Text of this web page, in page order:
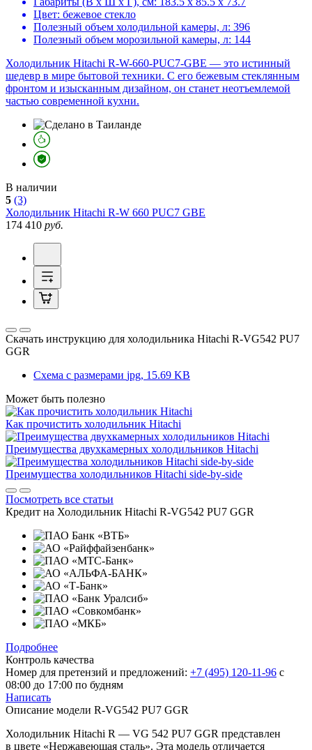
Цвет: бежевое стекло
Полезный объем холодильной камеры, л: 396
Полезный объем морозильной камеры, л: 144
Холодильник Hitachi R-W-660-PUC7-GBE — это истинный
шедевр в мире бытовой техники. С его бежевым стеклянным
фронтом и изысканным дизайном, он станет неотъемлемой
частью современной кухни.
В наличии
5 (3)
Холодильник Hitachi R-W 660 PUC7 GBE
174 410 руб.
Скачать инструкцию для холодильника Hitachi R-VG542 PU7
GGR
Схема с размерами jpg, 15.69 KB
Может быть полезно
Как прочистить холодильник Hitachi
Преимущества двухкамерных холодильников Hitachi
Преимущества холодильников Hitachi side-by-side
Посмотреть все статьи
Кредит на Холодильник Hitachi R-VG542 PU7 GGR
Подробнее
Контроль качества
Номер для претензий и предложений: +7 (495) 120-11-96 с
08:00 до 17:00 по будням
Написать
Описание модели R-VG542 PU7 GGR
Холодильник Hitachi R — VG 542 PU7 GGR представлен
в цвете «Нержавеющая сталь». Эта модель отличается